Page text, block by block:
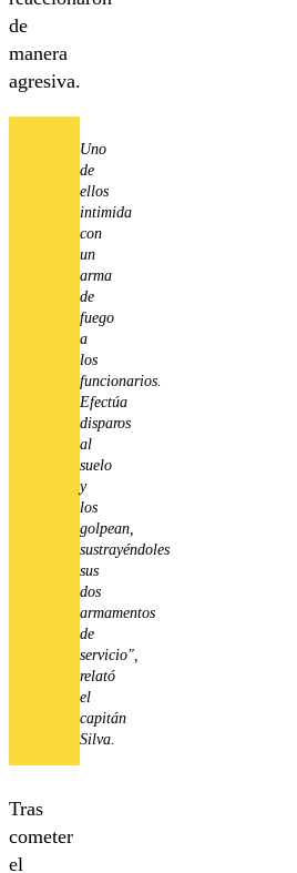
de
manera
agresiva.
Uno
de
ellos
intimida
con
un
arma
de
fuego
a
los
funcionarios.
Efectúa
disparos
al
suelo
y
los
golpean,
sustrayéndoles
sus
dos
armamentos
de
servicio",
relató
el
capitán
Silva.
Tras
cometer
el